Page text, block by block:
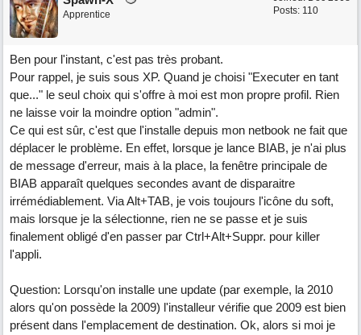
Posts: 110
Apprentice
Ben pour l'instant, c'est pas très probant.
Pour rappel, je suis sous XP. Quand je choisi "Executer en tant
que..." le seul choix qui s'offre à moi est mon propre profil. Rien
ne laisse voir la moindre option "admin".
Ce qui est sûr, c'est que l'installe depuis mon netbook ne fait que
déplacer le problème. En effet, lorsque je lance BIAB, je n'ai plus
de message d'erreur, mais à la place, la fenêtre principale de
BIAB apparaît quelques secondes avant de disparaitre
irrémédiablement. Via Alt+TAB, je vois toujours l'icône du soft,
mais lorsque je la sélectionne, rien ne se passe et je suis
finalement obligé d'en passer par Ctrl+Alt+Suppr. pour killer
l'appli.
Question: Lorsqu'on installe une update (par exemple, la 2010
alors qu'on possède la 2009) l'installeur vérifie que 2009 est bien
présent dans l'emplacement de destination. Ok, alors si moi je